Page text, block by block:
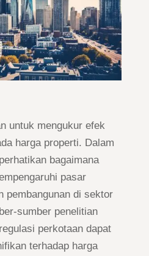
untuk mengukur efek
harga properti. Dalam
bagaimana
pasar
pembangunan di sektor
sumber penelitian
perkotaan dapat
terhadap harga